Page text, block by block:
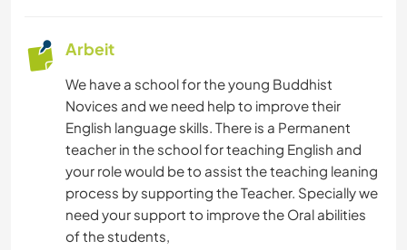
Arbeit
We have a school for the young Buddhist
Novices and we need help to improve their
English language skills. There is a Permanent
teacher in the school for teaching English and
your role would be to assist the teaching leaning
process by supporting the Teacher. Specially we
need your support to improve the Oral abilities
of the students,